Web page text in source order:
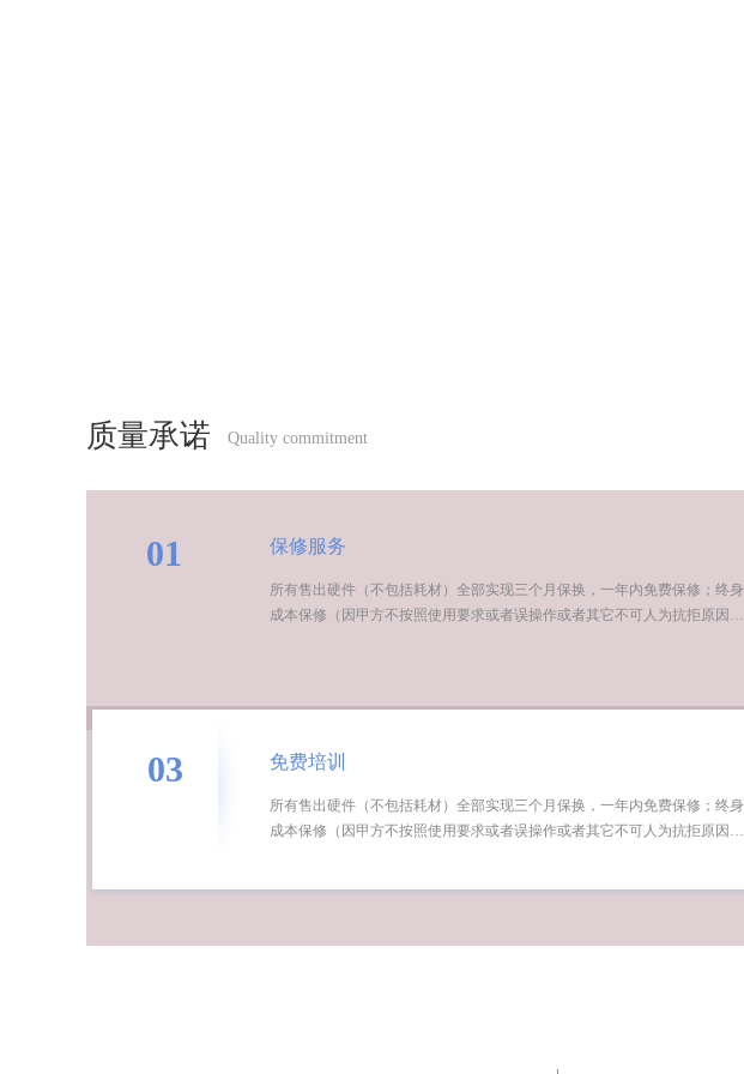
保修服务
所有售出硬件（不包括耗材）全部实现三个月保换，一年内免费保修；终身
成本保修（因甲方不按照使用要求或者误操作或者其它不可人为抗拒原因…
01
免费培训
所有售出硬件（不包括耗材）全部实现三个月保换，一年内免费保修；终身
成本保修（因甲方不按照使用要求或者误操作或者其它不可人为抗拒原因…
03
质量承诺 Quality commitment